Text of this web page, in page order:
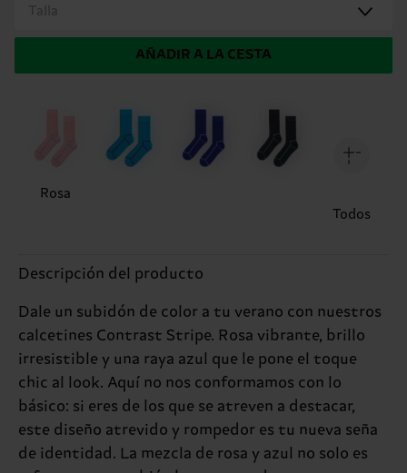
Talla
AÑADIR A LA CESTA
Rosa
Todos
Descripción del producto
Dale un subidón de color a tu verano con nuestros
calcetines Contrast Stripe. Rosa vibrante, brillo
irresistible y una raya azul que le pone el toque
chic al look. Aquí no nos conformamos con lo
básico: si eres de los que se atreven a destacar,
este diseño atrevido y rompedor es tu nueva seña
de identidad. La mezcla de rosa y azul no solo es